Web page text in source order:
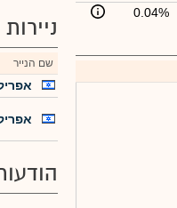
0.04%
שם הנייר